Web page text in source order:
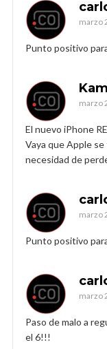
marzo
Punto positivo
marzo
El nuevo iPhone
Vaya que Apple
necesidad de
marzo
Punto positivo
marzo
Paso de malo a
el 6!!!